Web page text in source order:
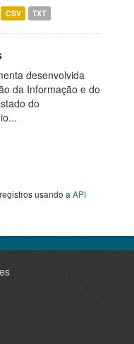
CSV TXT
desenvolvida
da Informação e do
do
usando a API